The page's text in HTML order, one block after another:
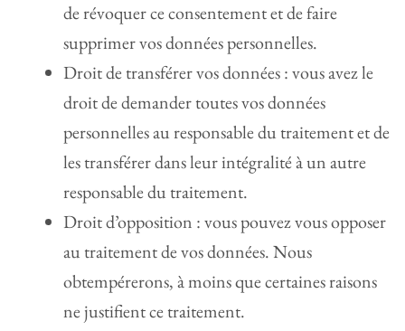
de révoquer ce consentement et de faire
supprimer vos données personnelles.
Droit de transférer vos données : vous avez le
droit de demander toutes vos données
personnelles au responsable du traitement et de
les transférer dans leur intégralité à un autre
responsable du traitement.
Droit d’opposition : vous pouvez vous opposer
au traitement de vos données. Nous
obtempérerons, à moins que certaines raisons
ne justifient ce traitement.